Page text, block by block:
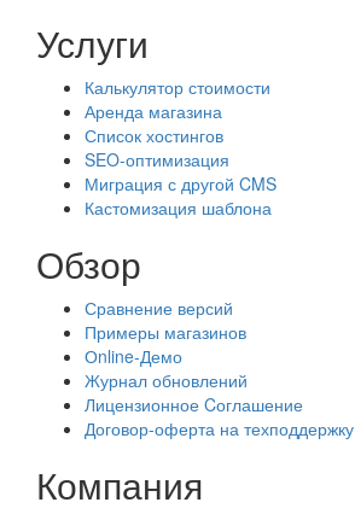
Услуги
Калькулятор стоимости
Аренда магазина
Список хостингов
SEO-оптимизация
Миграция с другой CMS
Кастомизация шаблона
Обзор
Сравнение версий
Примеры магазинов
Оnline-Демо
Журнал обновлений
Лицензионное Cоглашение
Договор-оферта на техподдержку
Компания